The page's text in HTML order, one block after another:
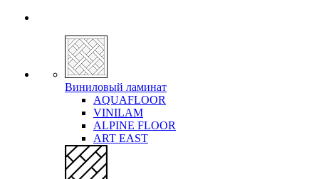
Виниловый ламинат
AQUAFLOOR
VINILAM
ALPINE FLOOR
ART EAST